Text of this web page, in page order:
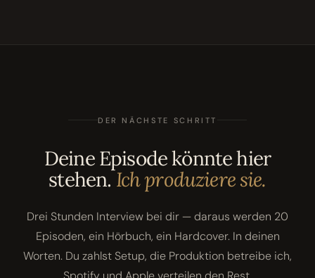
DER NÄCHSTE SCHRITT
Deine Episode könnte hier
stehen.Ich produziere sie.
Drei Stunden Interview bei dir — daraus werden 20
Episoden, ein Hörbuch, ein Hardcover. In deinen
Worten. Du zahlst Setup, die Produktion betreibe ich,